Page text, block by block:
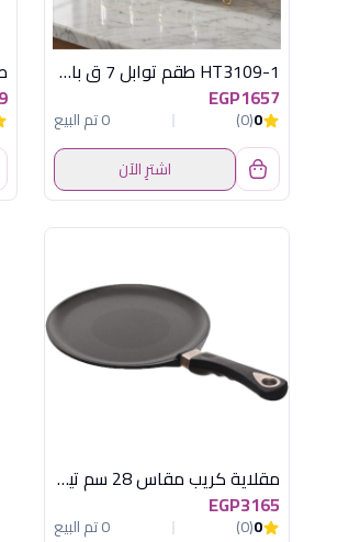
HT3109-1 طقم توابل 7 ق باستاند اكسفورد
EGP1657
0
(0)
0 تم البيع
اشترِ الآن
مقلاية كريب مقاس 28 سم تيتانيوم إي إم تي (AMT - 28cm Titanium Crepe Pan)
EGP3165
0
(0)
0 تم البيع